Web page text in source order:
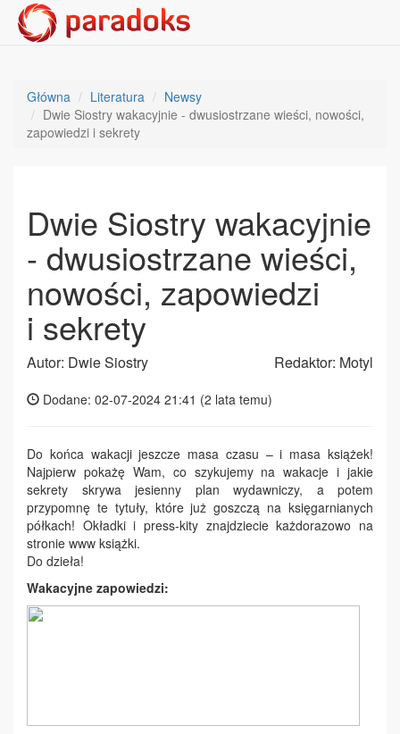
Główna Literatura
Newsy
Dwie Siostry wakacyjnie - dwusiostrzane wieści, nowości,
zapowiedzi i sekrety
Dwie Siostry wakacyjnie
- dwusiostrzane wieści,
nowości, zapowiedzi
i sekrety
Autor: Dwie Siostry Redaktor: Motyl
Dodane: 02-07-2024 21:41 (2 lata temu)
Do końca wakacji jeszcze masa czasu – i masa książek!
Najpierw pokażę Wam, co szykujemy na wakacje i jakie
sekrety skrywa jesienny plan wydawniczy, a potem
przypomnę te tytuły, które już goszczą na księgarnianych
półkach! Okładki i press-kity znajdziecie każdorazowo na
stronie www książki.
Do dzieła!
Wakacyjne zapowiedzi: